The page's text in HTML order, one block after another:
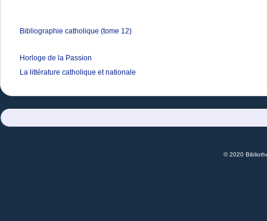
Bibliographie catholique (tome 12)
Horloge de la Passion
La littérature catholique et nationale
© 2020